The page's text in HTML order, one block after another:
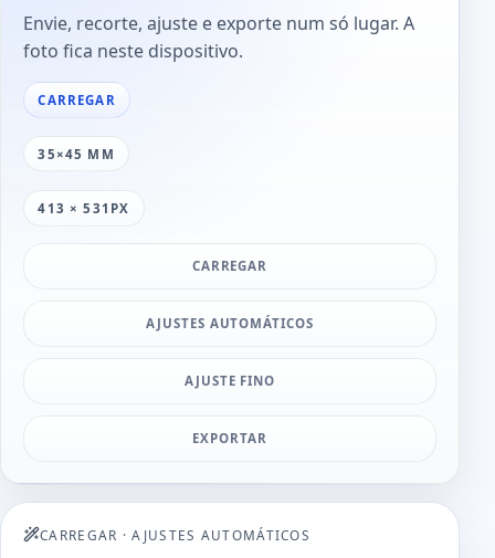
Envie, recorte, ajuste e exporte num só lugar. A
foto fica neste dispositivo.
CARREGAR
35×45 MM
413 × 531PX
CARREGAR
AJUSTES AUTOMÁTICOS
AJUSTE FINO
EXPORTAR
CARREGAR ·AJUSTES AUTOMÁTICOS